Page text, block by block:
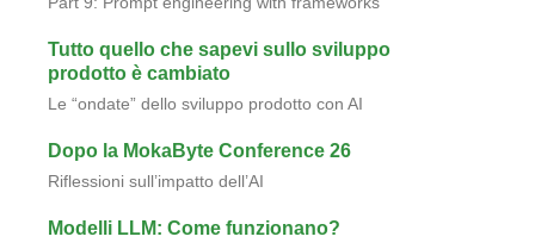
Tutto quello che sapevi sullo sviluppo
prodotto è cambiato
Le “ondate” dello sviluppo prodotto con AI
Dopo la MokaByte Conference 26
Riflessioni sull’impatto dell’AI
Modelli LLM: Come funzionano?